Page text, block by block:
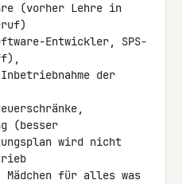
(vorher Lehre in
Entwickler, SPS-
der
(besser
wird nicht
für alles was